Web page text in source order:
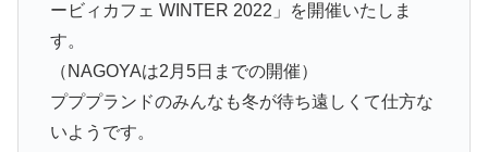
ービィカフェ WINTER 2022」を開催いたしま
す。
（NAGOYAは2月5日までの開催）
プププランドのみんなも冬が待ち遠しくて仕方な
いようです。